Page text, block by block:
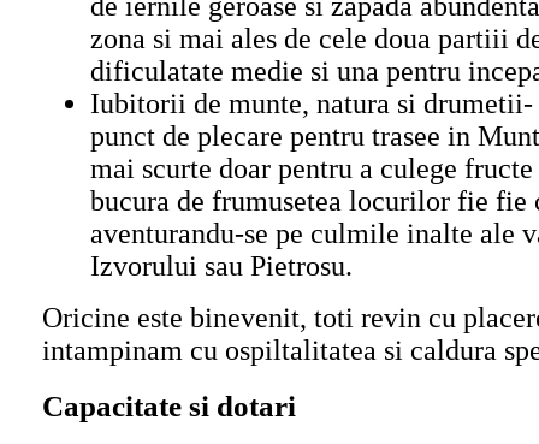
de iernile geroase si zapada
zona si mai ales de cele doua partiii
dificulatate medie si una pentru
Iubitorii de munte, natura si
punct de plecare pentru trasee in
mai scurte doar pentru a culege fructe
bucura de frumusetea locurilor fie
aventurandu-se pe culmile inalte ale
Izvorului sau Pietrosu.
Oricine este binevenit, toti revin cu
intampinam cu ospiltalitatea si caldura
Capacitate si dotari